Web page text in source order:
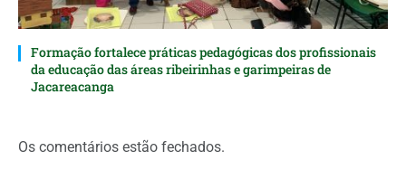
Formação fortalece práticas pedagógicas dos profissionais
da educação das áreas ribeirinhas e garimpeiras de
Jacareacanga
Os comentários estão fechados.